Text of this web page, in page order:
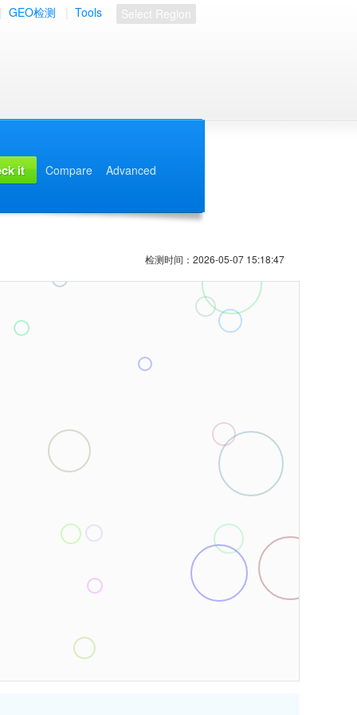
GEO检测 Tools Select Region
Compare Advanced
检测时间：2026-05-07 15:18:47